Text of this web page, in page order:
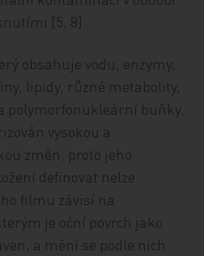
[5, 8] .
obsahuje vodu, enzymy,
lipidy, různé metabolity,
polymorfonukleární buňky.
vysokou a
změn, proto jeho
definovat nelze.
filmu závisí na
je oční povrch jako
a mění se podle nich.